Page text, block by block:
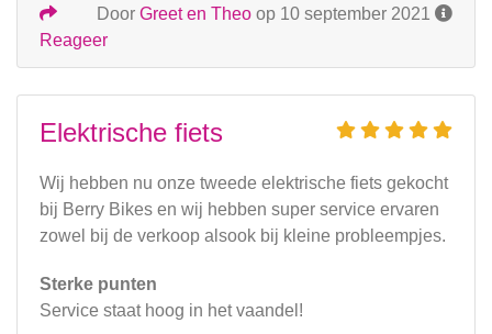
Door Greet en Theo op 10 september 2021
Reageer
Elektrische fiets
Wij hebben nu onze tweede elektrische fiets gekocht
bij Berry Bikes en wij hebben super service ervaren
zowel bij de verkoop alsook bij kleine probleempjes.
Sterke punten
Service staat hoog in het vaandel!